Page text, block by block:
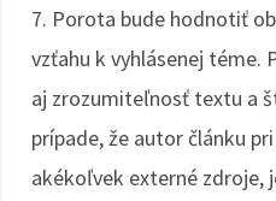
7. Porota bude hodnotiť
vzťahu k vyhlásenej téme.
aj zrozumiteľnosť textu a
prípade, že autor článku
akékoľvek externé zdroje,